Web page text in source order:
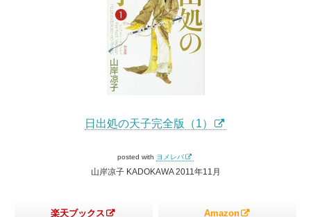
日出処の天子完全版（1）
posted with ヨメレバ
山岸凉子 KADOKAWA 2011年11月
楽天ブックス Amazon